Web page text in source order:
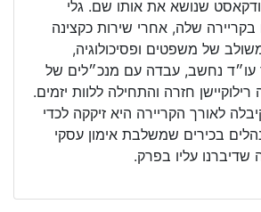
שנושא את אותו שם. גלי
בקריירה שלה, אחרי שירות כקצינה
של משפטים ופסיכולוגיה,
נחשב, עבדה עם מנכ״לים של
חזרה והתחילה ללוות יזמים.
לאורך הקריירה היא זיקקה לכדי
בכירים שמשלבת אימון עסקי
שדיברנו עליו בפרק.